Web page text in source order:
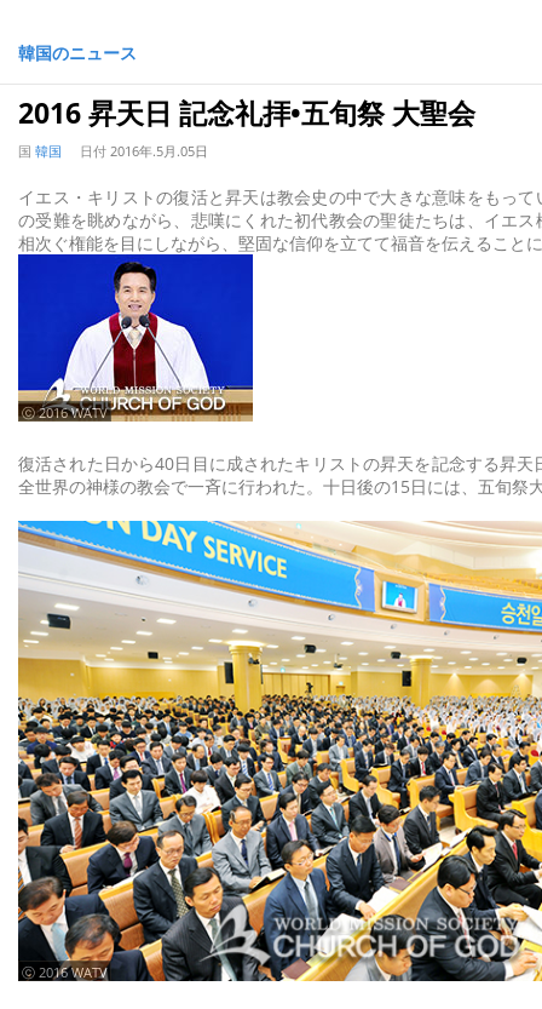
韓国のニュース
2016 昇天日 記念礼拝•五旬祭 大聖会
国 韓国 日付 2016年.5月.05日
イエス・キリストの復活と昇天は教会史の中で大きな意味をもっ
の受難を眺めながら、悲嘆にくれた初代教会の聖徒たちは、イエ
相次ぐ権能を目にしながら、堅固な信仰を立てて福音を伝えること
ⓒ 2016 WATV
復活された日から40日目に成されたキリストの昇天を記念する昇
全世界の神様の教会で一斉に行われた。十日後の15日には、五旬祭
ⓒ 2016 WATV